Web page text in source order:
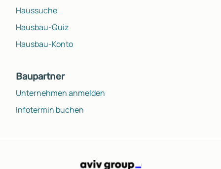
Haussuche
Hausbau-Quiz
Hausbau-Konto
Baupartner
Unternehmen anmelden
Infotermin buchen